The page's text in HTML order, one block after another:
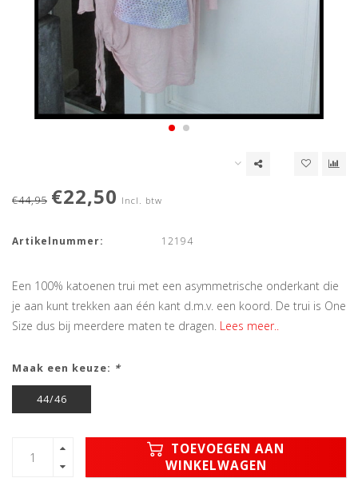
€44,95 €22,50 Incl. btw
Artikelnummer: 12194
Een 100% katoenen trui met een asymmetrische onderkant die
je aan kunt trekken aan één kant d.m.v. een koord. De trui is One
Size dus bij meerdere maten te dragen. Lees meer..
Maak een keuze: *
44/46
TOEVOEGEN AAN
WINKELWAGEN